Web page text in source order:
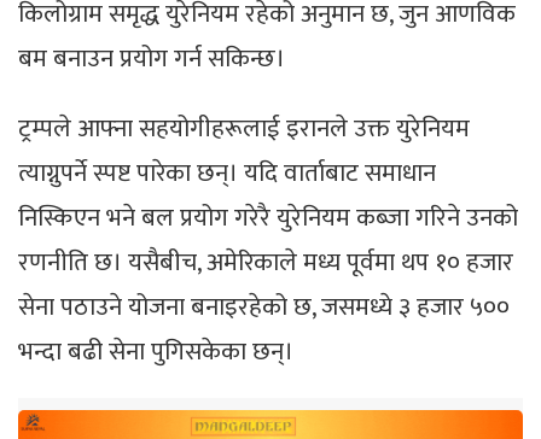
किलोग्राम समृद्ध युरेनियम रहेको अनुमान छ, जुन आणविक
बम बनाउन प्रयोग गर्न सकिन्छ।
ट्रम्पले आफ्ना सहयोगीहरूलाई इरानले उक्त युरेनियम
त्याग्नुपर्ने स्पष्ट पारेका छन्। यदि वार्ताबाट समाधान
निस्किएन भने बल प्रयोग गरेरै युरेनियम कब्जा गरिने उनको
रणनीति छ। यसैबीच, अमेरिकाले मध्य पूर्वमा थप १० हजार
सेना पठाउने योजना बनाइरहेको छ, जसमध्ये ३ हजार ५००
भन्दा बढी सेना पुगिसकेका छन्।